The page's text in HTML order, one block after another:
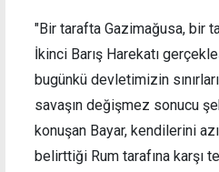
"Bir tarafta Gazimağusa, bir
İkinci Barış Harekatı
bugünkü devletimizin
savaşın değişmez sonucu
konuşan Bayar, kendilerini
belirttiği Rum tarafına karşı